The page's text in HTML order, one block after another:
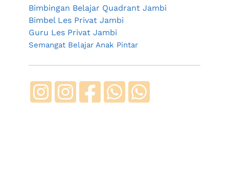
Bimbingan Belajar Quadrant Jambi
Bimbel Les Privat Jambi
Guru Les Privat Jambi
Semangat Belajar Anak Pintar